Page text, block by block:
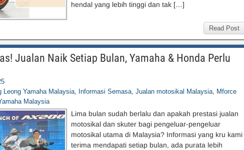
hendal yang lebih tinggi dan tak […]
Read Post
Jualan Naik Setiap Bulan, Yamaha & Honda Perlu
Leong Yamaha Malaysia, Informasi Semasa, Jualan motosikal Malaysia, Mforce
Malaysia
Lima bulan sudah berlalu dan apakah prestasi jualan
motosikal dan skuter bagi pengeluar-pengeluar
motosikal utama di Malaysia? Informasi yang kru kami
terima mendapati setiap bulan, ada purata lebih